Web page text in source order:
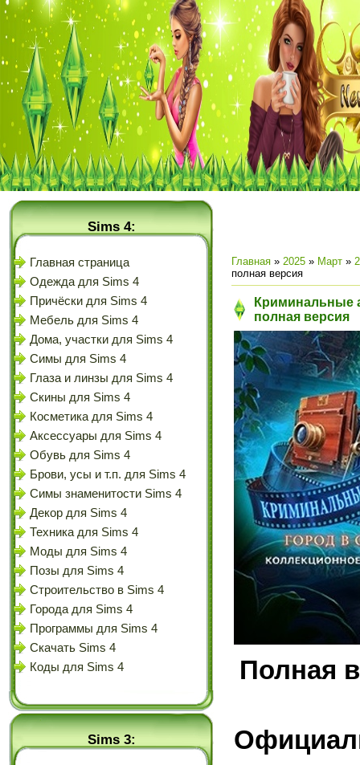
Sims 4:
Главная страница
Одежда для Sims 4
Причёски для Sims 4
Мебель для Sims 4
Дома, участки для Sims 4
Симы для Sims 4
Глаза и линзы для Sims 4
Скины для Sims 4
Косметика для Sims 4
Аксессуары для Sims 4
Обувь для Sims 4
Брови, усы и т.п. для Sims 4
Симы знаменитости Sims 4
Декор для Sims 4
Техника для Sims 4
Моды для Sims 4
Позы для Sims 4
Строительство в Sims 4
Города для Sims 4
Программы для Sims 4
Скачать Sims 4
Коды для Sims 4
Sims 3:
Главная » 2025 » Март »
полная версия
Криминальные
полная версия
Полная